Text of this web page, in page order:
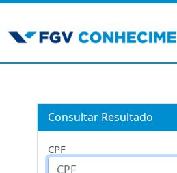
Consultar Resultado
CPF